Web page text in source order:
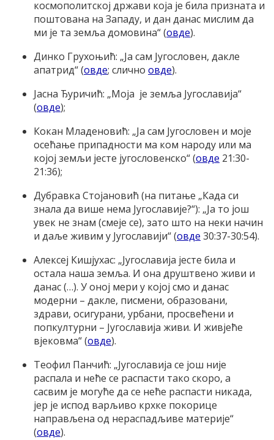
космополитској држави која је била призната и
поштована на Западу, и дан данас мислим да
ми је та земља домовина“ (овде).
Динко Грухоњић: „Ја сам Југословен, дакле
апатрид“ (овде; слично овде).
Јасна Ђуричић: „Моја је земља Југославија“
(овде);
Кокан Младеновић: „Ја сам Југословен и моје
осећање припадности ма ком народу или ма
којој земљи јесте југословенско“ (овде 21:30-
21:36);
Дубравка Стојановић (на питање „Када си
знала да више нема Југославије?“): „Ја то још
увек не знам (смеје се), зато што на неки начин
и даље живим у Југославији“ (овде 30:37-30:54).
Алексеј Кишјухас: „Југославија јесте била и
остала наша земља. И она друштвено живи и
данас (…). У оној мери у којој смо и данас
модерни – дакле, писмени, образовани,
здрави, осигурани, урбани, просвећени и
попкултурни – Југославија живи. И живјеће
вјековма“ (овде).
Теофил Панчић: „Југославија се још није
распала и неће се распасти тако скоро, а
сасвим је могуће да се неће распасти никада,
јер је испод варљиво крхке покорице
направљена од нераспадљиве материје“
(овде).